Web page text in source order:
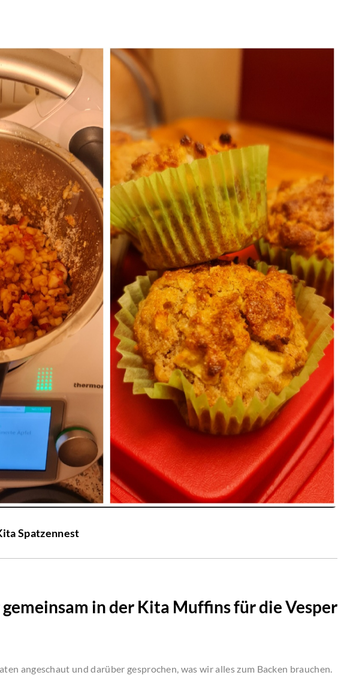
Spatzennest
in der Kita Muffins für die Vesper
angeschaut und darüber gesprochen, was wir alles zum Backen brauchen.